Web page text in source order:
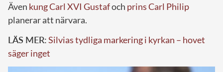
Även kung Carl XVI Gustafoch prins Carl Philip
planerar att närvara.
LÄS MER:Silvias tydliga markering i kyrkan – hovet
säger inget